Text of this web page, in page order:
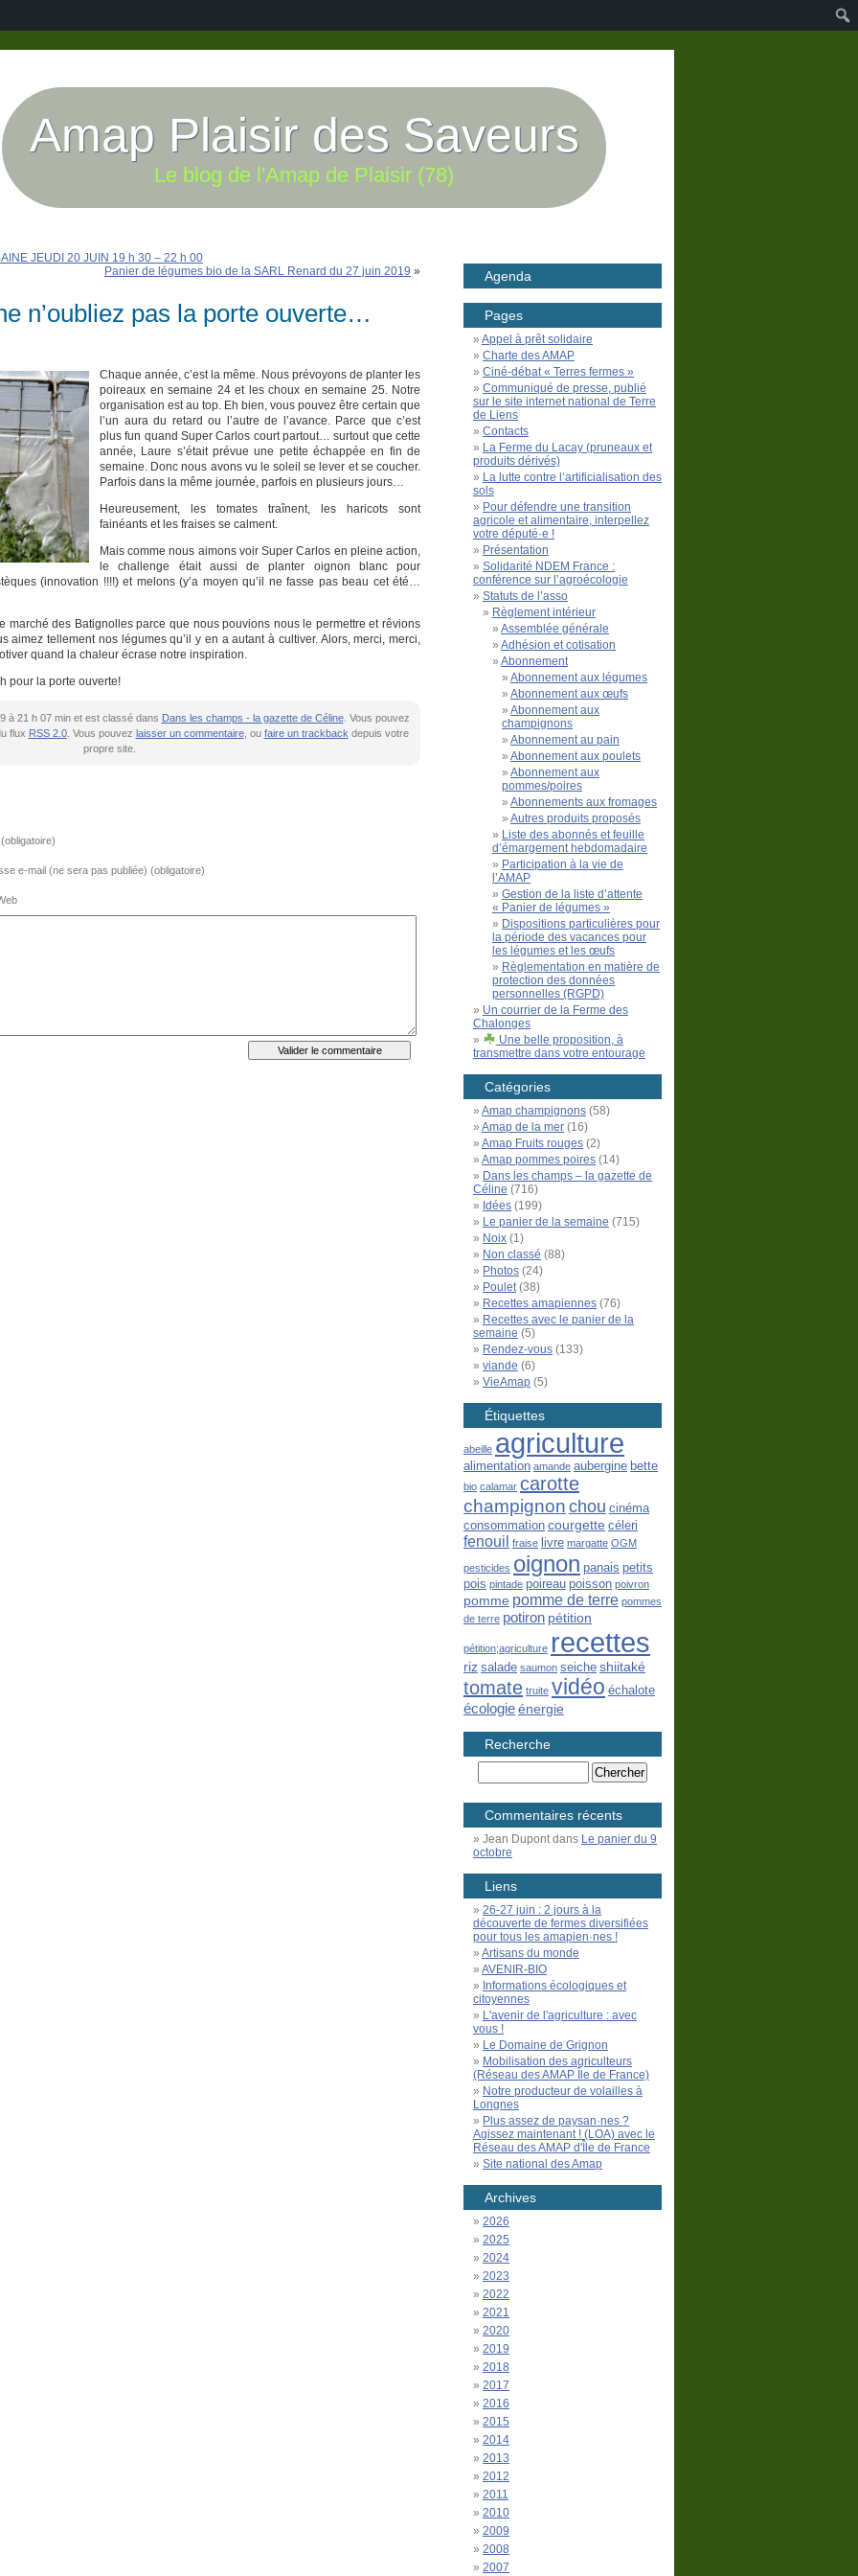
Amap Plaisir des Saveurs
Le blog de l'Amap de Plaisir (78)
JEUDI 20 JUIN 19 h 30 – 22 h 00
Panier de légumes bio de la SARL Renard du 27 juin 2019 »
n’oubliez pas la porte ouverte…
Chaque année, c’est la même. Nous prévoyons de planter les
poireaux en semaine 24 et les choux en semaine 25. Notre
organisation est au top. Eh bien, vous pouvez être certain que
l’un aura du retard ou l’autre de l’avance. Parce que c’est
plus fun quand Super Carlos court partout… surtout que cette
année, Laure s’était prévue une petite échappée en fin de
semaine. Donc nous avons vu le soleil se lever et se coucher.
Parfois dans la même journée, parfois en plusieurs jours…
Heureusement, les tomates traînent, les haricots sont
fainéants et les fraises se calment.
Mais comme nous aimons voir Super Carlos en pleine action,
le challenge était aussi de planter oignon blanc pour
(innovation !!!!) et melons (y’a moyen qu’il ne fasse pas beau cet été…
marché des Batignolles parce que nous pouvions nous le permettre et rêvions
aimez tellement nos légumes qu’il y en a autant à cultiver. Alors, merci, merci,
quand la chaleur écrase notre inspiration.
pour la porte ouverte!
à 21 h 07 min et est classé dans Dans les champs - la gazette de Céline. Vous pouvez
flux RSS 2.0. Vous pouvez laisser un commentaire, ou faire un trackback depuis votre
propre site.
e-mail (ne sera pas publiée) (obligatoire)
Agenda
Pages
Appel à prêt solidaire
Charte des AMAP
Ciné-débat « Terres fermes »
Communiqué de presse, publié
sur le site internet national de Terre
de Liens
Contacts
La Ferme du Lacay (pruneaux et
produits dérivés)
La lutte contre l’artificialisation des
sols
Pour défendre une transition
agricole et alimentaire, interpellez
votre député·e !
Présentation
Solidarité NDEM France :
conférence sur l’agroécologie
Statuts de l’asso
Règlement intérieur
Assemblée générale
Adhésion et cotisation
Abonnement
Abonnement aux légumes
Abonnement aux œufs
Abonnement aux
champignons
Abonnement au pain
Abonnement aux poulets
Abonnement aux
pommes/poires
Abonnements aux fromages
Autres produits proposés
Liste des abonnés et feuille
d’émargement hebdomadaire
Participation à la vie de
l’AMAP
Gestion de la liste d’attente
« Panier de légumes »
Dispositions particulières pour
la période des vacances pour
les légumes et les œufs
Règlementation en matière de
protection des données
personnelles (RGPD)
Un courrier de la Ferme des
Chalonges
Une belle proposition, à
transmettre dans votre entourage
Catégories
Amap champignons (58)
Amap de la mer (16)
Amap Fruits rouges (2)
Amap pommes poires (14)
Dans les champs – la gazette de
Céline (716)
Idées (199)
Le panier de la semaine (715)
Noix (1)
Non classé (88)
Photos (24)
Poulet(38)
Recettes amapiennes (76)
Recettes avec le panier de la
semaine (5)
Rendez-vous (133)
viande (6)
VieAmap (5)
Étiquettes
abeille agriculture
alimentation amande aubergine bette
bio calamar carotte
champignon chou cinéma
consommation courgette céleri
fenouil fraise livre margatte OGM
pesticides oignon panais petits
pois pintade poireau poisson poivron
pomme pomme de terre pommes
de terre potiron pétition
pétition;agriculture recettes
riz salade saumon seiche shiitaké
tomate truite vidéo échalote
écologieénergie
Recherche
Commentaires récents
Jean Dupontdans Le panier du 9
octobre
Liens
26-27 juin : 2 jours à la
découverte de fermes diversifiées
pour tous les amapien·nes !
Artisans du monde
AVENIR-BIO
Informations écologiques et
citoyennes
L'avenir de l'agriculture : avec
vous !
Le Domaine de Grignon
Mobilisation des agriculteurs
(Réseau des AMAP Île de France)
Notre producteur de volailles à
Longnes
Plus assez de paysan·nes ?
Agissez maintenant ! (LOA) avec le
Réseau des AMAP d'Île de France
Site national des Amap
Archives
2026
2025
2024
2023
2022
2021
2020
2019
2018
2017
2016
2015
2014
2013
2012
2011
2010
2009
2008
2007